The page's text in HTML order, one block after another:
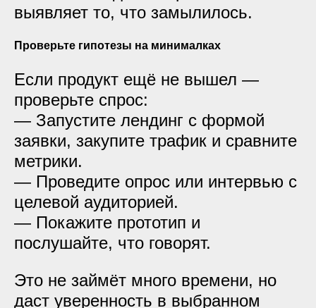
выявляет то, что замылилось.
Проверьте гипотезы на минималках
Если продукт ещё не вышел —
проверьте спрос:
— Запустите лендинг с формой
заявки, закупите трафик и сравните
метрики.
— Проведите опрос или интервью с
целевой аудиторией.
— Покажите прототип и
послушайте, что говорят.
Это не займёт много времени, но
даст уверенность в выбранном